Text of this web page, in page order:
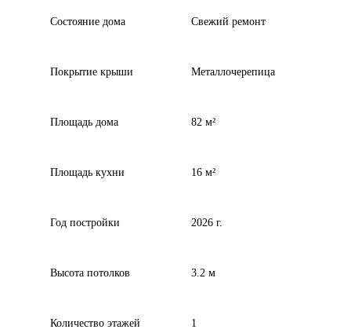
Состояние дома Свежий ремонт
Покрытие крыши Металлочерепица
Площадь дома 82 м²
Площадь кухни 16 м²
Год постройки 2026 г.
Высота потолков 3.2 м
Количество этажей 1